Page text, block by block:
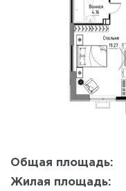
Общая площадь:
Жилая площадь: